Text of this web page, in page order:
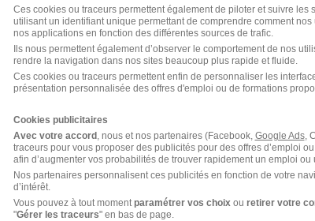
Ces cookies ou traceurs permettent également de piloter et suivre les
utilisant un identifiant unique permettant de comprendre comment
nos applications en fonction des différentes sources de trafic.
Ils nous permettent également d’observer le comportement de nos
rendre la navigation dans nos sites beaucoup plus rapide et fluide.
Ces cookies ou traceurs permettent enfin de personnaliser les
présentation personnalisée des offres d'emploi ou de formations
Cookies publicitaires
Avec votre accord, nous et nos partenaires (Facebook, Google Ads,
traceurs pour vous proposer des publicités pour des offres d’emploi
afin d’augmenter vos probabilités de trouver rapidement un emploi ou
Nos partenaires personnalisent ces publicités en fonction de votre
d’intérêt.
Vous pouvez à tout moment paramétrer vos choix ou retirer votre
"Gérer les traceurs" en bas de page.